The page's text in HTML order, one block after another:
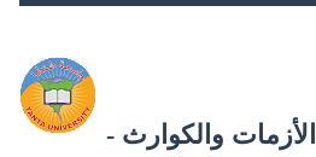
والكوارث -